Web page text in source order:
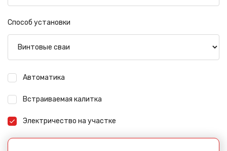
Способ установки
Автоматика
Встраиваемая калитка
Электричество на участке